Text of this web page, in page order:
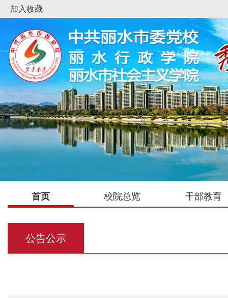
加入收藏
首页 校院总览 干部教育
公告公示